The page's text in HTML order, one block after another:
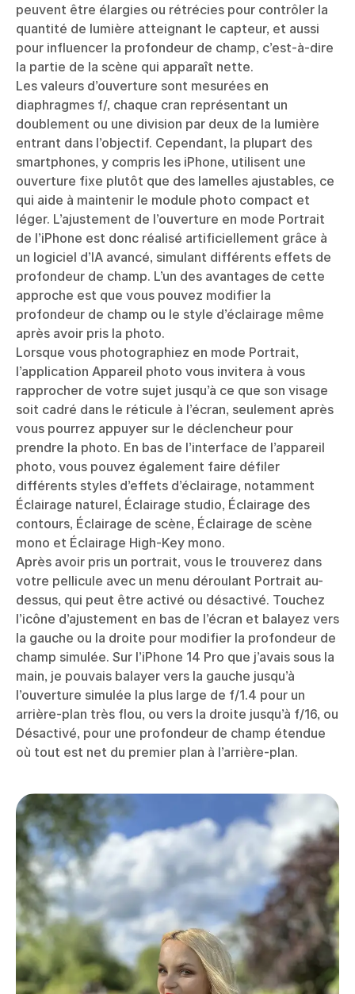
peuvent être élargies ou rétrécies pour contrôler la
quantité de lumière atteignant le capteur, et aussi
pour influencer la profondeur de champ, c’est-à-dire
la partie de la scène qui apparaît nette.
Les valeurs d’ouverture sont mesurées en
diaphragmes f/, chaque cran représentant un
doublement ou une division par deux de la lumière
entrant dans l’objectif. Cependant, la plupart des
smartphones, y compris les iPhone, utilisent une
ouverture fixe plutôt que des lamelles ajustables, ce
qui aide à maintenir le module photo compact et
léger. L’ajustement de l’ouverture en mode Portrait
de l’iPhone est donc réalisé artificiellement grâce à
un logiciel d’IA avancé, simulant différents effets de
profondeur de champ. L’un des avantages de cette
approche est que vous pouvez modifier la
profondeur de champ ou le style d’éclairage même
après avoir pris la photo.
Lorsque vous photographiez en mode Portrait,
l’application Appareil photo vous invitera à vous
rapprocher de votre sujet jusqu’à ce que son visage
soit cadré dans le réticule à l’écran, seulement après
vous pourrez appuyer sur le déclencheur pour
prendre la photo. En bas de l’interface de l’appareil
photo, vous pouvez également faire défiler
différents styles d’effets d’éclairage, notamment
Éclairage naturel, Éclairage studio, Éclairage des
contours, Éclairage de scène, Éclairage de scène
mono et Éclairage High-Key mono.
Après avoir pris un portrait, vous le trouverez dans
votre pellicule avec un menu déroulant Portrait au-
dessus, qui peut être activé ou désactivé. Touchez
l’icône d’ajustement en bas de l’écran et balayez vers
la gauche ou la droite pour modifier la profondeur de
champ simulée. Sur l’iPhone 14 Pro que j’avais sous la
main, je pouvais balayer vers la gauche jusqu’à
l’ouverture simulée la plus large de f/1.4 pour un
arrière-plan très flou, ou vers la droite jusqu’à f/16, ou
Désactivé, pour une profondeur de champ étendue
où tout est net du premier plan à l’arrière-plan.